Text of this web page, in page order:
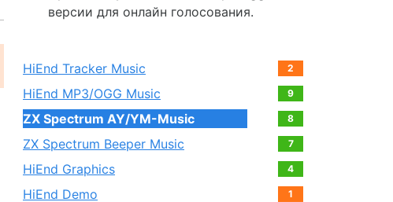
версии для онлайн голосования.
HiEnd Tracker Music 2
HiEnd MP3/OGG Music 9
ZX Spectrum AY/YM-Music 8
ZX Spectrum Beeper Music 7
HiEnd Graphics 4
HiEnd Demo 1